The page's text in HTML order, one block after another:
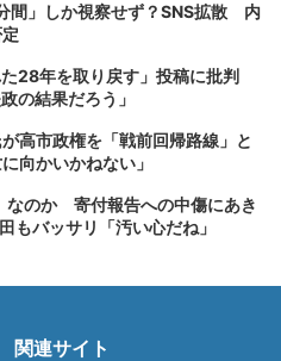
間」しか視察せず？SNS拡散 内
28年を取り戻す」投稿に批判
の結果だろう」
高市政権を「戦前回帰路線」と
向かいかねない」
なのか 寄付報告への中傷にあき
もバッサリ「汚い心だね」
関連サイト